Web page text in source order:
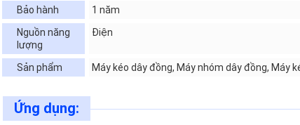
Bảo hành
1 năm
Nguồn năng
lượng
Điện
Sản phẩm Máy kéo dây đồng, Máy nhóm dây đồng, Máy
Ứng dụng: